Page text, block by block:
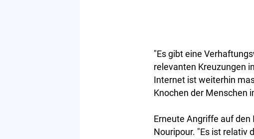
"Es gibt eine
relevanten Kreuzungen
Internet ist weiterhin
Knochen der Menschen
Erneute Angriffe auf
Nouripour. "Es ist relativ